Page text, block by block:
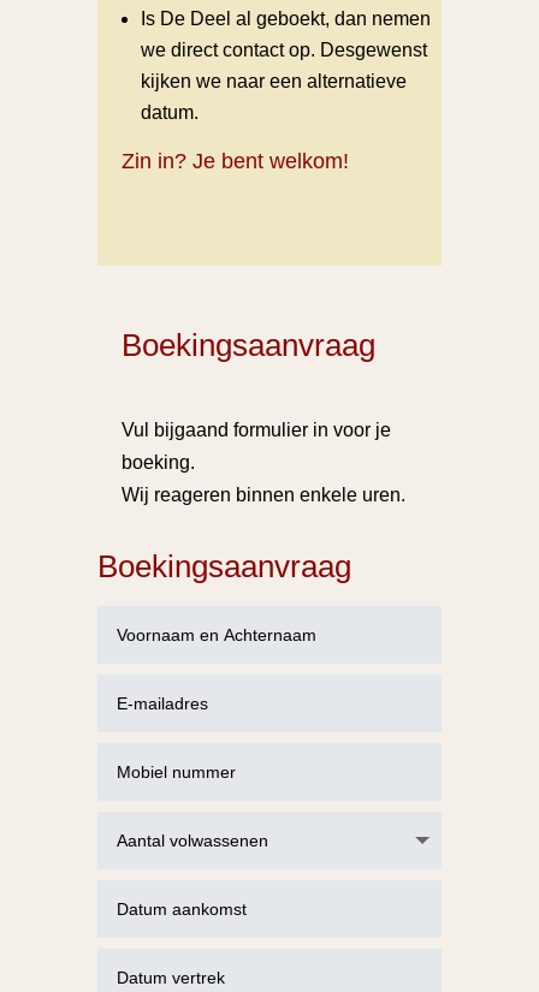
Is De Deel al geboekt, dan nemen
we direct contact op. Desgewenst
kijken we naar een alternatieve
datum.
Zin in? Je bent welkom!
Boekingsaanvraag
Vul bijgaand formulier in voor je
boeking.
Wij reageren binnen enkele uren.
Boekingsaanvraag